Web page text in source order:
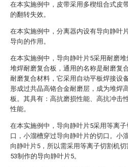
在本实施例中，皮带采用多楔组合式皮
的翻转失效。
在本实施例中，分离器内设有导向静叶
导向的作用。
在本实施例中，导向静叶片5采用耐磨堆
堆焊耐磨复合板，通用的名称是耐磨复
耐磨复合材料，它采用自动平板焊接设
形成过共晶高铬合金耐磨层，成为堆焊
板。其具有：高抗磨损性能、高抗冲击
性能。
在本实施例中，导向静叶片5采用等离
口，小溜槽穿过导向静叶片的切口。小
向静叶片5，所以需采用等离子切割机
53制作的导向静叶片5。